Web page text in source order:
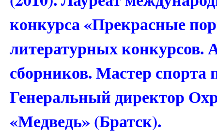
конкурса «Прекрасные
литературных конкурсов.
сборников. Мастер спорта
Генеральный директор
«Медведь» (Братск).